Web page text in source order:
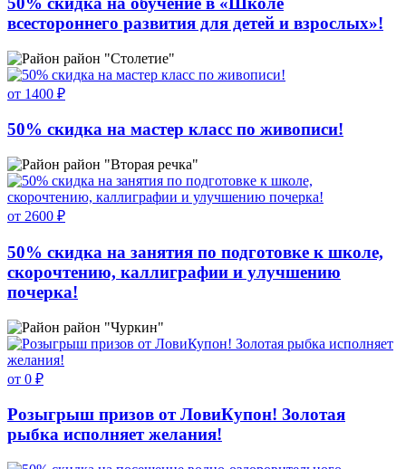
всестороннего развития для детей и взрослых»!
район "Столетие"
от 1400 ₽
50% скидка на мастер класс по живописи!
район "Вторая речка"
от 2600 ₽
50% скидка на занятия по подготовке к школе,
скорочтению, каллиграфии и улучшению
почерка!
район "Чуркин"
от 0 ₽
Розыгрыш призов от ЛовиКупон! Золотая
рыбка исполняет желания!